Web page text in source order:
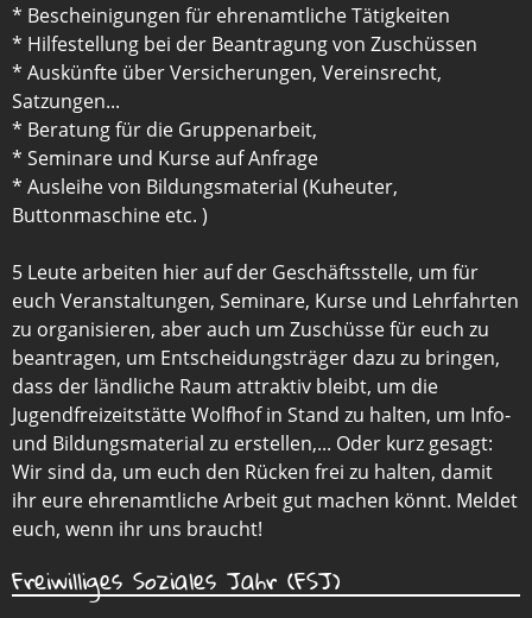
* Bescheinigungen für ehrenamtliche Tätigkeiten
* Hilfestellung bei der Beantragung von Zuschüssen
* Auskünfte über Versicherungen, Vereinsrecht,
Satzungen...
* Beratung für die Gruppenarbeit,
* Seminare und Kurse auf Anfrage
* Ausleihe von Bildungsmaterial (Kuheuter,
Buttonmaschine etc. )
5 Leute arbeiten hier auf der Geschäftsstelle, um für
euch Veranstaltungen, Seminare, Kurse und Lehrfahrten
zu organisieren, aber auch um Zuschüsse für euch zu
beantragen, um Entscheidungsträger dazu zu bringen,
dass der ländliche Raum attraktiv bleibt, um die
Jugendfreizeitstätte Wolfhof in Stand zu halten, um Info-
und Bildungsmaterial zu erstellen,... Oder kurz gesagt:
Wir sind da, um euch den Rücken frei zu halten, damit
ihr eure ehrenamtliche Arbeit gut machen könnt. Meldet
euch, wenn ihr uns braucht!
Freiwilliges Soziales Jahr (FSJ)